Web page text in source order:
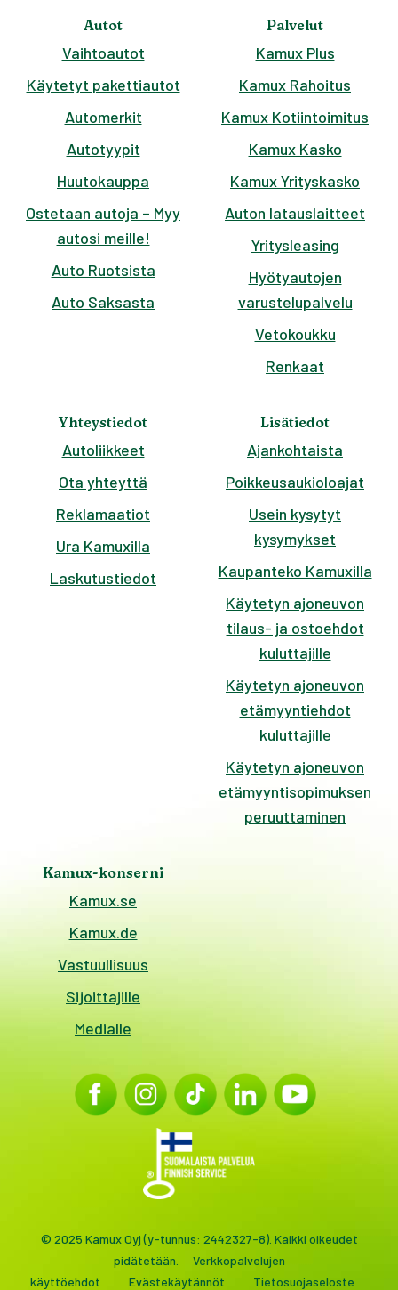
Autot
Vaihtoautot
Käytetyt pakettiautot
Automerkit
Autotyypit
Huutokauppa
Ostetaan autoja – Myy
autosi meille!
Auto Ruotsista
Auto Saksasta
Palvelut
Kamux Plus
Kamux Rahoitus
Kamux Kotiintoimitus
Kamux Kasko
Kamux Yrityskasko
Auton latauslaitteet
Yritysleasing
Hyötyautojen
varustelupalvelu
Vetokoukku
Renkaat
Yhteystiedot
Autoliikkeet
Ota yhteyttä
Reklamaatiot
Ura Kamuxilla
Laskutustiedot
Lisätiedot
Ajankohtaista
Poikkeusaukioloajat
Usein kysytyt
kysymykset
Kaupanteko Kamuxilla
Käytetyn ajoneuvon
tilaus- ja ostoehdot
kuluttajille
Käytetyn ajoneuvon
etämyyntiehdot
kuluttajille
Käytetyn ajoneuvon
etämyyntisopimuksen
peruuttaminen
Kamux-konserni
Kamux.se
Kamux.de
Vastuullisuus
Sijoittajille
Medialle
© 2025 Kamux Oyj (y-tunnus: 2442327-8). Kaikki oikeudet
pidätetään.
Verkkopalvelujen
käyttöehdot
Evästekäytännöt Tietosuojaseloste